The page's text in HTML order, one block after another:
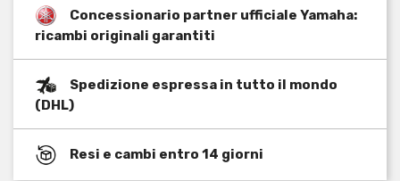
Concessionario partner ufficiale Yamaha:
ricambi originali garantiti
Spedizione espressa in tutto il mondo
(DHL)
Resi e cambi entro 14 giorni